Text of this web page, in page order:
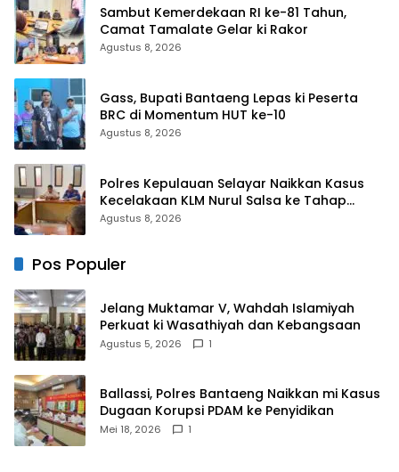
Sambut Kemerdekaan RI ke-81 Tahun,
Camat Tamalate Gelar ki Rakor
Agustus 8, 2026
Gass, Bupati Bantaeng Lepas ki Peserta
BRC di Momentum HUT ke-10
Agustus 8, 2026
Polres Kepulauan Selayar Naikkan Kasus
Kecelakaan KLM Nurul Salsa ke Tahap
Penyidikan
Agustus 8, 2026
Pos Populer
Jelang Muktamar V, Wahdah Islamiyah
Perkuat ki Wasathiyah dan Kebangsaan
Agustus 5, 2026 1
Ballassi, Polres Bantaeng Naikkan mi Kasus
Dugaan Korupsi PDAM ke Penyidikan
Mei 18, 2026 1